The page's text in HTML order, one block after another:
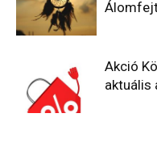
Akció
aktuális